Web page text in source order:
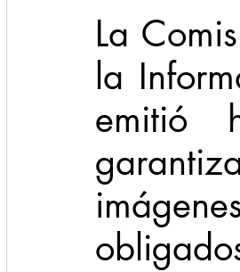
La
la
emitió